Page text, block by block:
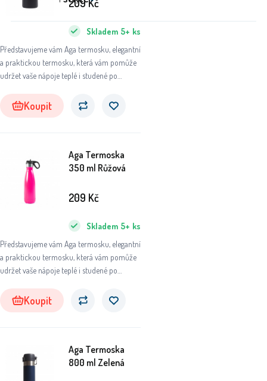
Představujeme vám Aga termosku, elegantní
a praktickou termosku, která vám pomůže
udržet vaše nápoje teplé i studené po
přírody, do práce nebo na sportovní aktivity,
tato termoska se stane vaším
Skladem 5+ ks
209 Kč
Koupit
Aga Termoska
350 ml Růžová
Představujeme vám Aga termosku, elegantní
a praktickou termosku, která vám pomůže
udržet vaše nápoje teplé i studené po
přírody, do práce nebo na sportovní aktivity,
tato termoska se stane vaším
Skladem 5+ ks
209 Kč
Koupit
Aga Termoska
800 ml Zelená